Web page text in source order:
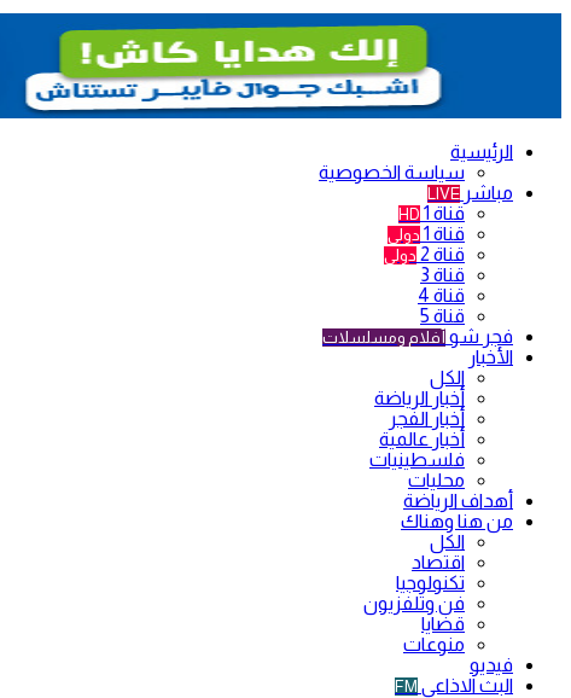
الرئيسية
سياسة الخصوصية
مباشر LIVE
قناة 1 HD
قناة 1 دولي
قناة 2 دولي
قناة 3
قناة 4
قناة 5
فجر شو أفلام ومسلسلات
الأخبار
الكل
أخبار الرياضة
أخبار الفجر
أخبار عالمية
فلسطينيات
محليات
أهداف الرياضة
من هنا وهناك
الكل
اقتصاد
تكنولوجيا
فن وتلفزيون
قضايا
منوعات
فيديو
البث الاذاعي FM